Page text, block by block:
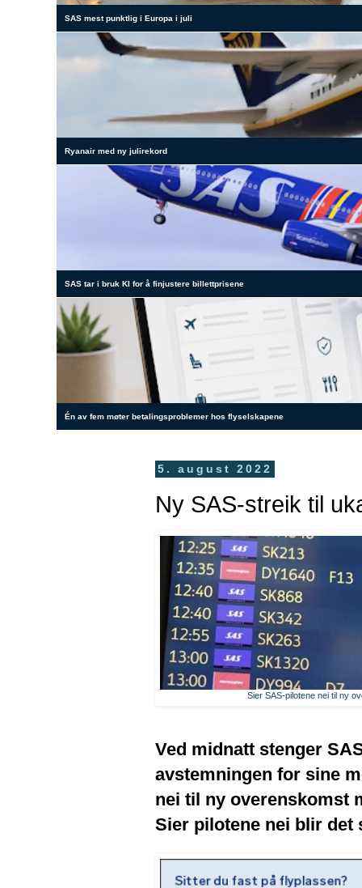
SAS mest punktlig i Europa i juli
Ryanair med ny julirekord
SAS tar i bruk KI for å finjustere billettprisene
Én av fem møter betalingsproblemer hos flyselskapene
5. august 2022
Ny SAS-streik til
Sier SAS-pilotene nei til ny
Ved midnatt stenger
avstemningen for sine
nei til ny overenskomst
Sier pilotene nei blir det